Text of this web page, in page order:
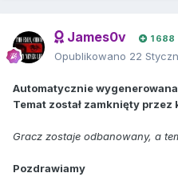
James0v 1 688
Opublikowano 22
Automatycznie
Temat został zamknięty
Gracz zostaje odbanowany, a
Pozdrawiamy